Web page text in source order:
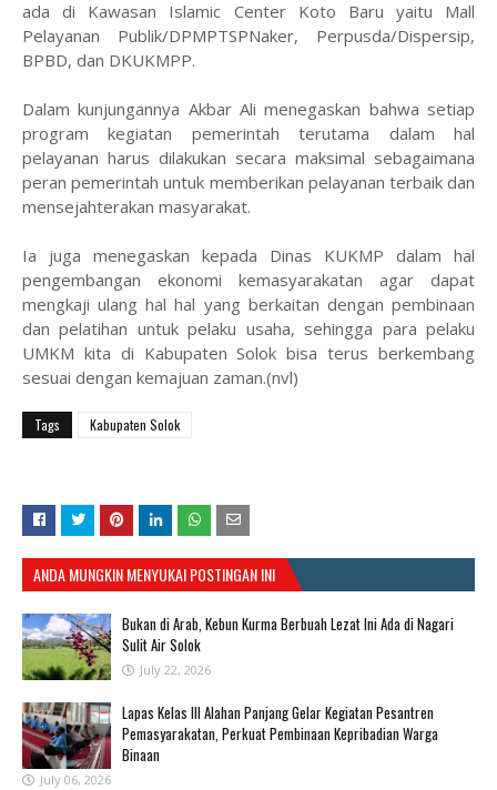
ada di Kawasan Islamic Center Koto Baru yaitu Mall
Pelayanan Publik/DPMPTSPNaker, Perpusda/Dispersip,
BPBD, dan DKUKMPP.
Dalam kunjungannya Akbar Ali menegaskan bahwa setiap
program kegiatan pemerintah terutama dalam hal
pelayanan harus dilakukan secara maksimal sebagaimana
peran pemerintah untuk memberikan pelayanan terbaik dan
mensejahterakan masyarakat.
Ia juga menegaskan kepada Dinas KUKMP dalam hal
pengembangan ekonomi kemasyarakatan agar dapat
mengkaji ulang hal hal yang berkaitan dengan pembinaan
dan pelatihan untuk pelaku usaha, sehingga para pelaku
UMKM kita di Kabupaten Solok bisa terus berkembang
sesuai dengan kemajuan zaman.(nvl)
Tags Kabupaten Solok
ANDA MUNGKIN MENYUKAI POSTINGAN INI
Bukan di Arab, Kebun Kurma Berbuah Lezat Ini Ada di Nagari
Sulit Air Solok
July 22, 2026
Lapas Kelas III Alahan Panjang Gelar Kegiatan Pesantren
Pemasyarakatan, Perkuat Pembinaan Kepribadian Warga
Binaan
July 06, 2026